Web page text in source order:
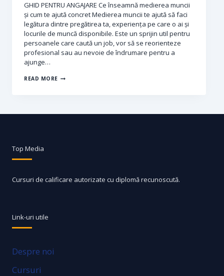
GHID PENTRU ANGAJARE Ce înseamnă medierea muncii
și cum te ajută concret Medierea muncii te ajută să faci
legătura dintre pregătirea ta, experiența pe care o ai și
locurile de muncă disponibile. Este un sprijin util pentru
persoanele care caută un job, vor să se reorienteze
profesional sau au nevoie de îndrumare pentru a
ajunge…
READ MORE
Top Media
Cursuri de calificare autorizate cu diplomă recunoscută.
Link-uri utile
Despre noi
Cursuri